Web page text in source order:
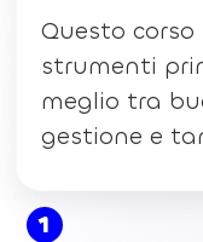
Questo
strumenti
meglio tra
gestione e
1